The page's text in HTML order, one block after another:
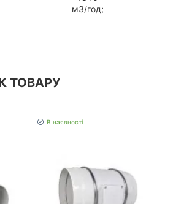
мЗ/год;
ТОВАРУ
В наявності